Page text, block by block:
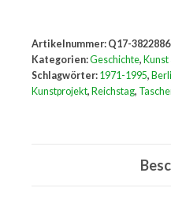
Wrapped
Reichstag,
Berlin,
Artikelnummer: Q17-
Kategorien:Geschichte,
Schlagwörter: 1971-1995,
Kunstprojekt, Reichstag,